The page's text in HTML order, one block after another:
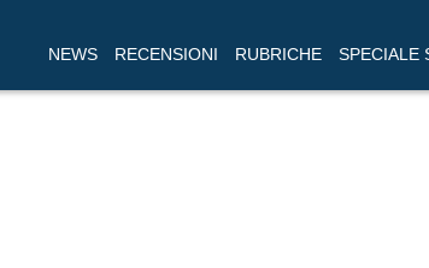
NEWS RECENSIONI RUBRICHE SPECIALE